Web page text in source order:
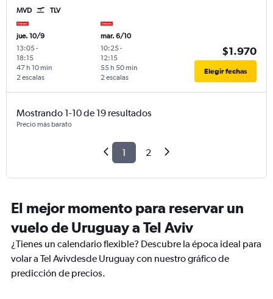
MVD TLV
jue. 10/9
13:05-
18:15
2 escalas
47 h 10 min
mar. 6/10
10:25-
12:15
2 escalas
55 h 50 min
$1.970
Elegir fechas
Mostrando 1-10 de 19 resultados
Precio más barato
1 2
El mejor momento para reservar un
vuelo de Uruguay a Tel Aviv
¿Tienes un calendario flexible? Descubre la época ideal para
volar a Tel Avivdesde Uruguay con nuestro gráfico de
predicción de precios.